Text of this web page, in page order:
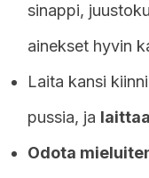
sinappi,
ainekset hyvin
Laita kansi
pussia, ja
Odota